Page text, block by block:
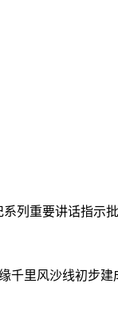
列重要讲话指示
千里风沙线初步